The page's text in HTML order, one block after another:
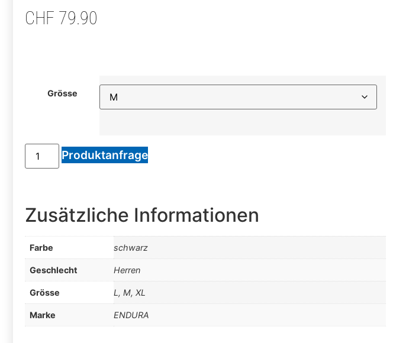
CHF 79.90
Grösse
Produktanfrage
Zusätzliche Informationen
Farbe schwarz
Geschlecht Herren
Grösse L, M, XL
Marke ENDURA